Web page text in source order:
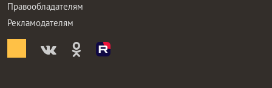
Правообладателям
Рекламодателям